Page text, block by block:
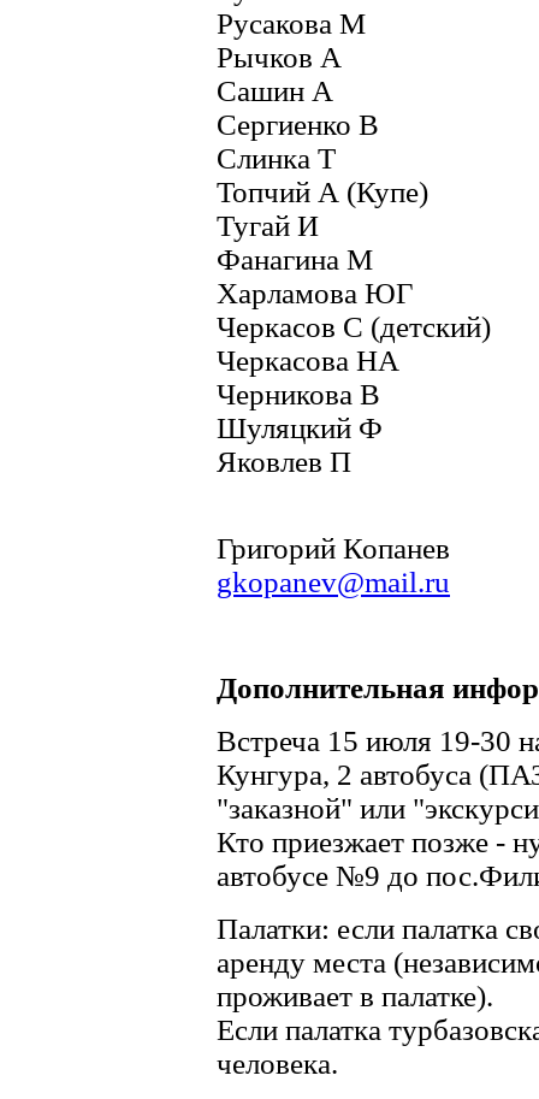
Русакова М
Рычков А
Сашин А
Сергиенко В
Слинка Т
Топчий А (Купе)
Тугай И
Фанагина М
Харламова ЮГ
Черкасов С (детский)
Черкасова НА
Черникова В
Шуляцкий Ф
Яковлев П
Григорий Копанев
gkopanev@mail.ru
Дополнительная
Встреча 15 июля 19-30
Кунгура, 2 автобуса
"заказной" или
Кто приезжает позже -
автобусе №9 до
Палатки: если палатка
аренду места
проживает в палатке).
Если палатка
человека.